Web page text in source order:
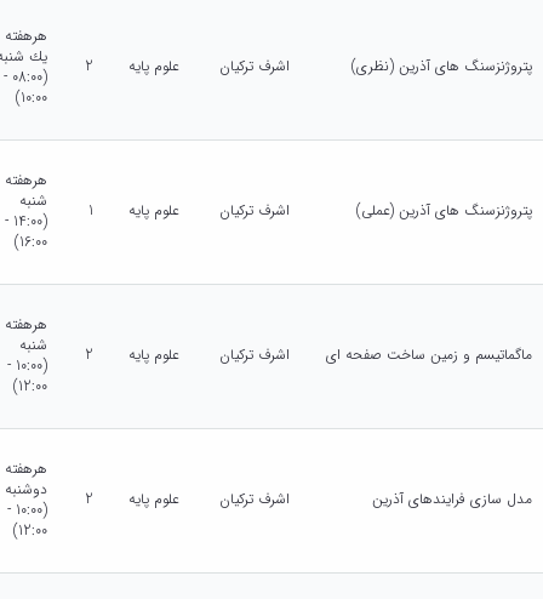
پتروژنزسنگ های آذرین (نظری) اشرف ترکیان علوم پایه 2
هرهفته
يك
(08:00 -
10:00)
پتروژنزسنگ های آذرین (عملی) اشرف ترکیان علوم پایه 1
هرهفته
شنبه
(14:00 -
16:00)
ماگماتیسم و زمین ساخت صفحه ای اشرف ترکیان علوم پایه 2
هرهفته
شنبه
(10:00 -
12:00)
مدل سازی فرایندهای آذرین اشرف ترکیان علوم پایه 2
هرهفته
دوشنبه
(10:00 -
12:00)